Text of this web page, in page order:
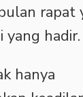
rapat
hadir.
hanya